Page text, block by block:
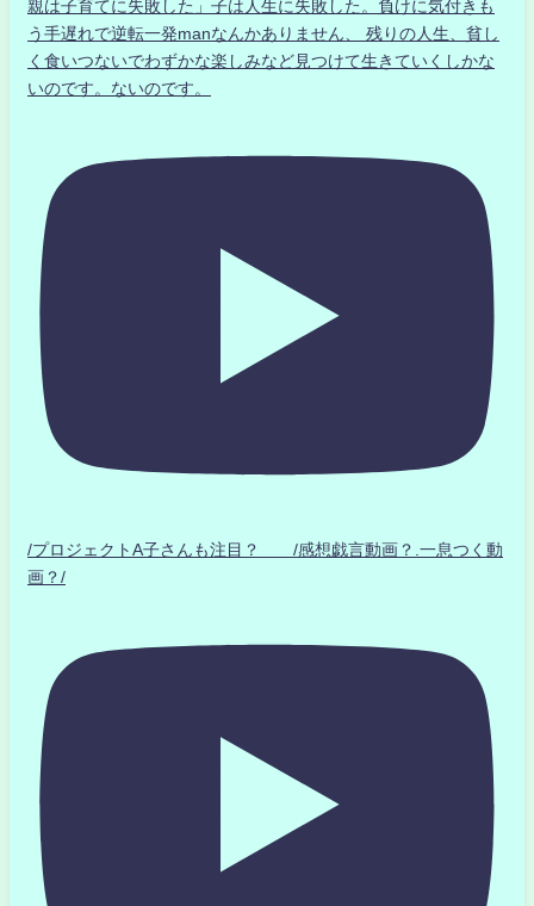
親は子育てに失敗した」子は人生に失敗した。負けに気付きも
う手遅れで逆転一発manなんかありません、 残りの人生、貧し
く食いつないでわずかな楽しみなど見つけて生きていくしかな
いのです。ないのです。
/プロジェクトA子さんも注目？ /感想戯言動画？.一息つく動
画？/